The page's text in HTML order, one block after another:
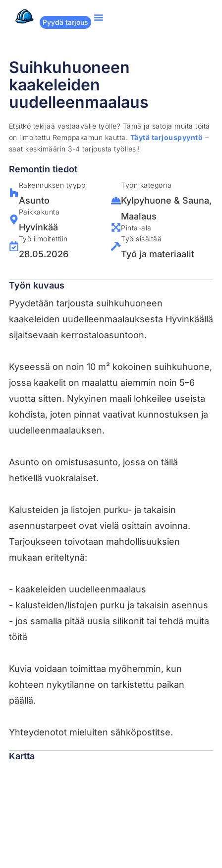
Pyydä tarjous
Suihkuhuoneen
kaakeleiden
uudelleenmaalaus
Etsitkö tekijää vastaavalle työlle? Tämä ja satoja muita töitä
on ilmoitettu Remppakamun kautta. Täytä tarjouspyyntö –
saat keskimäärin 3-4 tarjousta työllesi!
Remontin tiedot
Rakennuksen tyyppi
Asunto
Paikkakunta
Hyvinkää
Työ ilmoitettiin
28.05.2026
Työn kategoria
Kylpyhuone & Sauna,
Maalaus
Pinta-ala
Työ sisältää
Työ ja materiaalit
Työn kuvaus
Pyydetään tarjousta suihkuhuoneen
kaakeleiden uudelleenmaalauksesta Hyvinkäällä
sijaitsevaan kerrostaloasuntoon.
Kyseessä on noin 10 m² kokoinen suihkuhuone,
jossa kaakelit on maalattu aiemmin noin 5–6
vuotta sitten. Nykyinen maali lohkeilee useista
kohdista, joten pinnat vaativat kunnostuksen ja
uudelleenmaalauksen.
Asunto on omistusasunto, jossa on tällä
hetkellä vuokralaiset.
Kalusteiden ja listojen purku- ja takaisin
asennustarpeet ovat vielä osittain avoinna.
Tarjoukseen toivotaan mahdollisuuksien
mukaan eriteltynä:
- kaakeleiden uudelleenmaalaus
- kalusteiden/listojen purku ja takaisin asennus
- jos samalla pitää uusia silikonit tai tehdä muita
töitä
Kuvia voidaan toimittaa myöhemmin, kun
kohteen nykytilanne on tarkistettu paikan
päällä.
Yhteydenotot mieluiten sähköpostitse.
Kartta